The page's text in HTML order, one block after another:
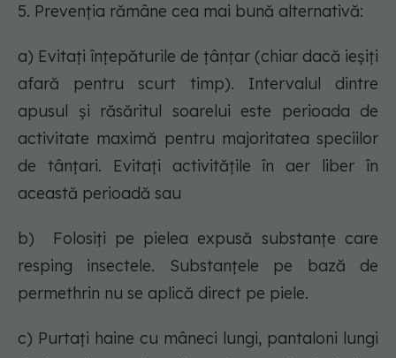
5. Prevenția rămâne cea mai bună alternativă:
a) Evitați înțepăturile de țânțar (chiar dacă ieșiți
afară pentru scurt timp). Intervalul dintre
apusul și răsăritul soarelui este perioada de
activitate maximă pentru majoritatea speciilor
de tânțari. Evitați activitățile în aer liber în
această perioadă sau
b) Folosiți pe pielea expusă substanțe care
resping insectele. Substanțele pe bază de
permethrin nu se aplică direct pe piele.
c) Purtați haine cu mâneci lungi, pantaloni lungi